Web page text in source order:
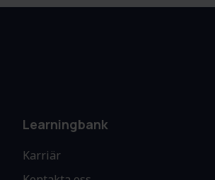
Learningbank
Karriär